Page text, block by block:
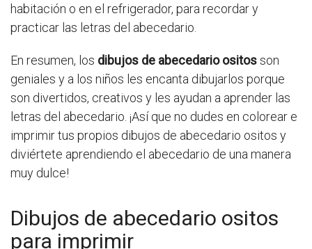
habitación o en el refrigerador, para recordar y
practicar las letras del abecedario.
En resumen, los dibujos de abecedario ositosson
geniales y a los niños les encanta dibujarlos porque
son divertidos, creativos y les ayudan a aprender las
letras del abecedario. ¡Así que no dudes en colorear e
imprimir tus propios dibujos de abecedario ositos y
diviértete aprendiendo el abecedario de una manera
muy dulce!
Dibujos de abecedario ositos
para imprimir